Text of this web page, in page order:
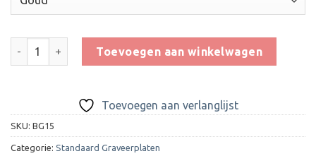
Aluminium Graveerplaat 72x27 mm - Vlag - G15 aantal
Toevoegen aan winkelwagen
Toevoegen aan verlanglijst
SKU: BG15
Categorie: Standaard Graveerplaten